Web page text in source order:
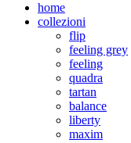
home
collezioni
flip
feeling grey
feeling
quadra
tartan
balance
liberty
maxim